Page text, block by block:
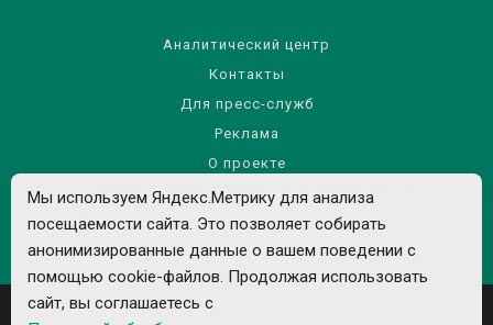
Аналитический центр
Контакты
Для пресс-служб
Реклама
О проекте
Правила использования материалов сайта
Политика обработки персональных данных
Мы используем Яндекс.Метрику для анализа
посещаемости сайта. Это позволяет собирать
анонимизированные данные о вашем поведении с
помощью cookie-файлов. Продолжая использовать
сайт, вы соглашаетесь с